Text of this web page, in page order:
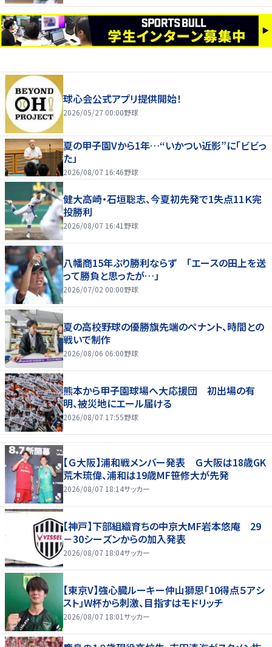
球心会公式アプリ提供開始！
2026/05/27 00:00野球
夏の甲子園Vから1年…“いかつい近影”に「ビビっ
た」
2026/08/07 16:46野球
健大高崎・石垣聡志、今夏初先発で1失点11Ｋ完
投勝利
2026/08/07 16:41 野球
八幡商15年ぶり勝利ならず 「エースの田上を送
って勝負と思ったが…」
2026/07/02 00:00野球
夏の高校野球の優勝旗先端のペナント、時間との
戦いで制作
2026/08/06 06:00野球
熊本から甲子園球場へ大応援団 初出場の有
明、被災地にエール届ける
2026/08/07 17:55野球
【Ｇ大阪】浦和戦メンバー発表 Ｇ大阪は18歳GK
荒木琉偉、浦和は19歳MF笹修大が先発
2026/08/07 18:14サッカー
【神戸】下部組織育ちの中京大MF岩本悠庵 29
－30シーズンからの加入発表
2026/08/07 18:04サッカー
【東京V】強心臓ルーキー仲山獅恩「10得点５アシ
スト」W杯から刺激、目指すはモドリッチ
2026/08/07 18:01サッカー